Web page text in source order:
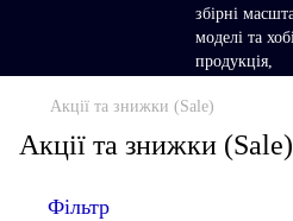
Акції та знижки (Sale)
Акції та знижки (Sale)
Фільтр